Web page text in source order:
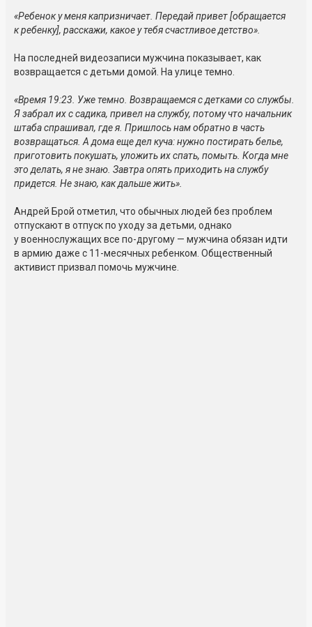
«Ребенок у меня капризничает. Передай привет [обращается
к ребенку], расскажи, какое у тебя счастливое детство».
На последней видеозаписи мужчина показывает, как
возвращается с детьми домой. На улице темно.
«Время 19:23. Уже темно. Возвращаемся с детками со службы.
Я забрал их с садика, привел на службу, потому что начальник
штаба спрашивал, где я. Пришлось нам обратно в часть
возвращаться. А дома еще дел куча: нужно постирать белье,
приготовить покушать, уложить их спать, помыть. Когда мне
это делать, я не знаю. Завтра опять приходить на службу
придется. Не знаю, как дальше жить».
Андрей Брой отметил, что обычных людей без проблем
отпускают в отпуск по уходу за детьми, однако
у военнослужащих все по-другому — мужчина обязан идти
в армию даже с 11-месячных ребенком. Общественный
активист призвал помочь мужчине.